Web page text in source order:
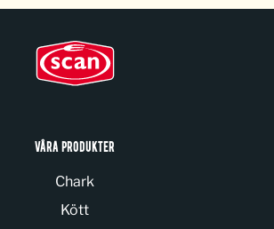
VÅRA PRODUKTER
Chark
Kött